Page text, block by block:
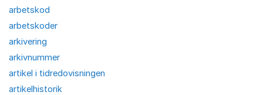
arbetskod
arbetskoder
arkivering
arkivnummer
artikel i tidredovisningen
artikelhistorik